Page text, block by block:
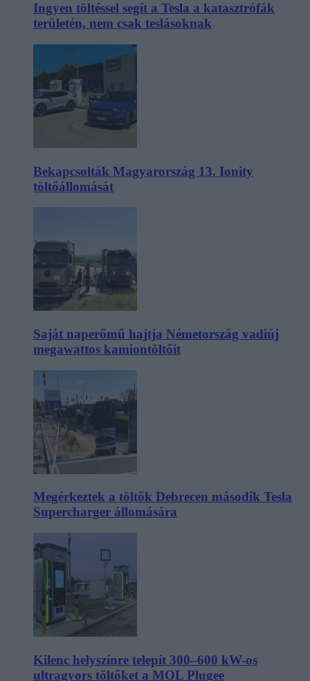
Ingyen töltéssel segít a Tesla a katasztrófák
területén, nem csak teslásoknak
Bekapcsolták Magyarország 13. Ionity
töltőállomását
Saját naperőmű hajtja Németország vadiúj
megawattos kamiontöltőit
Megérkeztek a töltők Debrecen második Tesla
Supercharger állomására
Kilenc helyszínre telepít 300–600 kW-os
ultragyors töltőket a MOL Plugee